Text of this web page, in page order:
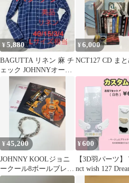
¥5,880
BAGUTTA リネン 麻 チ
ェック JOHNNYオープ
ンカラー 長袖シャツ L
¥6,000
NCT127 CD まと
¥45,200
JOHNNY KOOLジョニ
ークール8ボールブレス
レット
¥600
【3D羽パーツ】
nct wish 127
wayv ドボイズ